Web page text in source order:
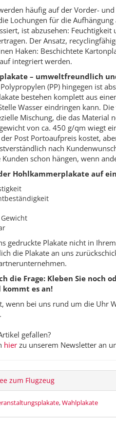
häufig auf der Vorder-
Lochungen für die
ist abzusehen:
Der Ansatz,
Haken: Beschichtete
integriert werden.
– umweltfreundlich
(PP) hingegen ist
bestehen komplett aus
Wasser eindringen kann.
Mischung, die das Material
von ca. 450 g/qm wiegt
Post Portoaufpreis kostet,
nach
schon hängen, wenn
Hohlkammerplakate auf
gedruckte Plakate nicht in
die Plakate an uns
die Frage: Kleben Sie noch
kommt es an!
wenn bei uns rund um die Uhr
gefallen?
hier zu unserem Newsletter an
zum Flugzeug
,Wahlplakate